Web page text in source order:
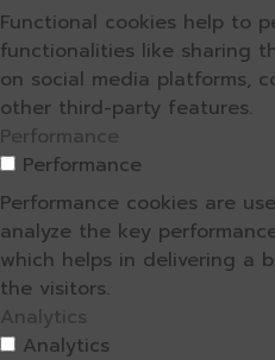
Functional cookies help to
functionalities like sharing
on social media platforms,
other third-party features.
Performance
Performance
Performance cookies are
analyze the key
which helps in delivering a
the visitors.
Analytics
Analytics